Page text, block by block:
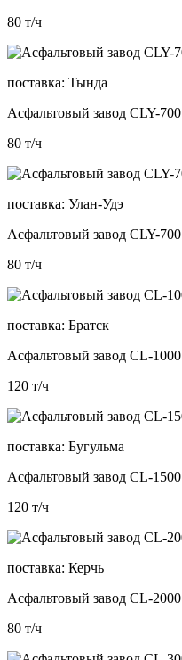
80 т/ч
поставка: Тында
Асфальтовый завод CLY-700
80 т/ч
поставка: Улан-Удэ
Асфальтовый завод CLY-700
80 т/ч
поставка: Братск
Асфальтовый завод CL-1000
120 т/ч
поставка: Бугульма
Асфальтовый завод CL-1500
120 т/ч
поставка: Керчь
Асфальтовый завод CL-2000
80 т/ч